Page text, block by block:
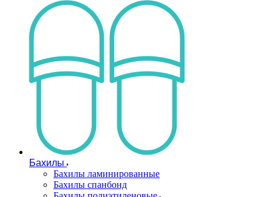
Бахилы
Бахилы ламинированные
Бахилы спанбонд